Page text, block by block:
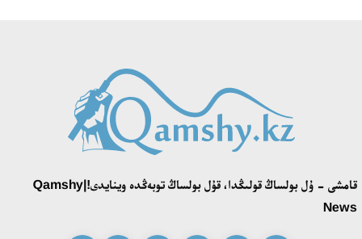
قونايەۆ قالاسىنىڭ اكىمى «سلاۆيان بازارى» بايقاۋىنىڭ جەڭىمپازى
اقەركە امالياتتى قابىلدادى
قازاق تىلىندەگى «قۇت» كونسەپتىسىنىڭ لينگۆومادەني سيپاتى
قامشى - ۇل بولساڭ قولىڭدا، قۇل بولساڭ توبەڭدە وينايدى!|Qamshy
News